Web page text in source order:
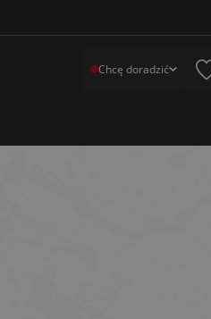
Chcę doradzić